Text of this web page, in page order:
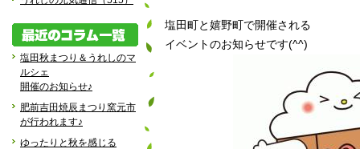
塩田秋まつり＆うれしのマ
ルシェ
開催のお知らせ♪
肥前吉田焼辰まつり窯元市
が行われます♪
ゆったりと秋を感じる
塩田町と嬉野町で開催される
イベントのお知らせです(^^)